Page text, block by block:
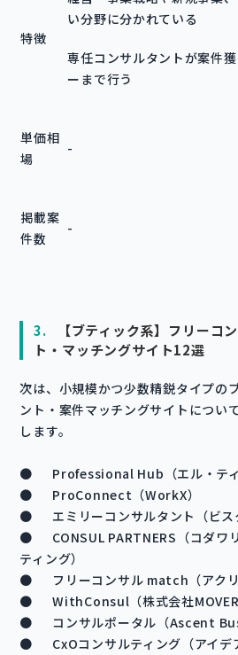
特徴
い分野に分かれている
専任コンサルタントが案件
ーまで行う
単価相
場
-
掲載案
件数
-
3.
【ブティック系】フリーコ
ト・マッチングサイト12選
次は、小規模かつ少数精鋭タイプの
ント・案件マッチングサイトについ
します。
● Professional Hub（エル・ティ
● ProConnect（WorkX）
● エミリーコンサルタント（ビス
● CONSUL PARTNERS（コダワ
ティング）
● フリーコンサル match（アクリ
● WithConsul（株式会社
● コンサルポータル（Ascent
● CxOコンサルティング（アイデ